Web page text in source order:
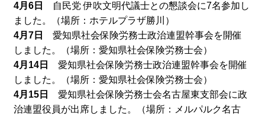
4月6日
自民党 伊吹文明代議士との懇談会に7名参加し
ました。（場所：ホテルプラザ勝川）
4月7日
愛知県社会保険労務士政治連盟幹事会を開催
しました。（場所：愛知県社会保険労務士会）
4月14日
愛知県社会保険労務士政治連盟幹事会を開催
しました。（場所：愛知県社会保険労務士会）
4月15日
愛知県社会保険労務士会名古屋東支部会に政
治連盟役員が出席しました。（場所：メルパルク名古